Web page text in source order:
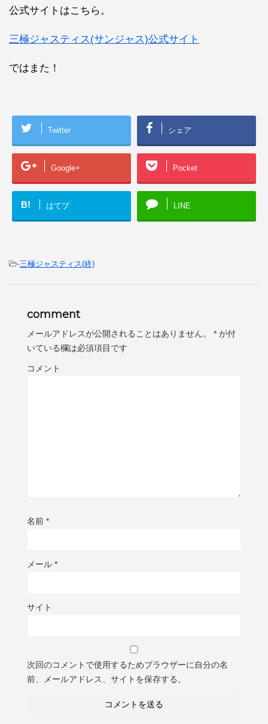
公式サイトはこちら。
三極ジャスティス(サンジャス)公式サイト
ではまた！
Twitter シェア
Google+ Pocket
B! はてブ LINE
-三極ジャスティス(終)
comment
メールアドレスが公開されることはありません。 * が付
いている欄は必須項目です
コメント
名前 *
メール *
サイト
次回のコメントで使用するためブラウザーに自分の名
前、メールアドレス、サイトを保存する。